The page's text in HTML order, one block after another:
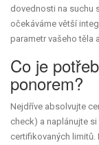
dovednosti na suchu
očekáváme větší
parametr vašeho těla
Co je
ponorem?
Nejdříve absolvujte
check) a naplánujte
certifikovaných